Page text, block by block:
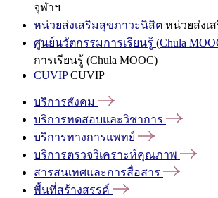
จุฬาฯ
หน่วยส่งเสริมสุขภาวะนิสิต หน่วยส่งเ
ศูนย์นวัตกรรมการเรียนรู้ (Chula
การเรียนรู้ (Chula MOOC)
CUVIPCUVIP
บริการสังคม
บริการทดสอบและวิชาการ
บริการทางการแพทย์
บริการตรวจวิเคราะห์คุณภาพ
สารสนเทศและการสื่อสาร
พื้นที่สร้างสรรค์